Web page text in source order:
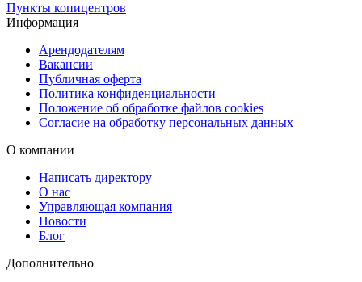
наклейки сохраняют яркость цвета и устойчивы к внешним
условиям, включая дождь и солнечные лучи.
Индивидуальный дизайн и точная печать
Мы печатаем наклейки по готовым макетам или помогаем
разработать уникальный дизайн с учётом тематики свадьбы. Все
элементы печатаются с высокой точностью, чтобы изображение
выглядело чётко и насыщенно.
Удобная доставка и надёжная упаковка
Вы можете выбрать способ получения, который вам удобен:
бесплатная доставка в пункты выдачи Copy.ru, доставка через
СДЭК (в ПВЗ или курьером), либо срочная курьерская доставка
прибыли без повреждений и были готовы к использованию.
Пункты копицентров
Информация
Арендодателям
Вакансии
Публичная оферта
Политика конфиденциальности
Положение об обработке файлов cookies
Согласие на обработку персональных данных
О компании
Написать директору
О нас
Управляющая компания
Новости
Блог
Дополнительно